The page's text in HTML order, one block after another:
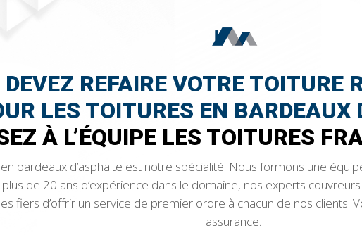
REFAIRE VOTRE TOITURE
LES TOITURES EN BARDEAUX
À L’ÉQUIPE LES TOITURES
bardeaux d’asphalte est notre spécialité. Nous formons une
de 20 ans d’expérience dans le domaine, nos experts
fiers d’offrir un service de premier ordre à chacun de nos clients.
assurance.